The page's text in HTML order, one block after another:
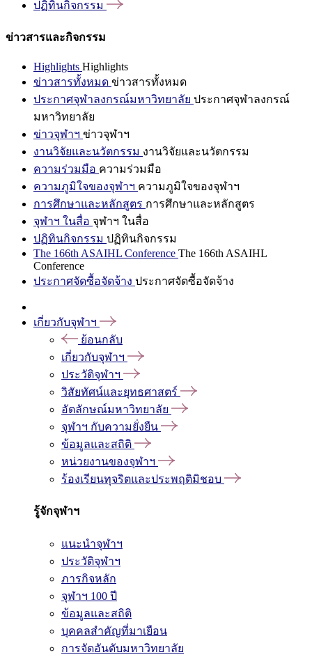
ปฏิทินกิจกรรม
ข่าวสารและกิจกรรม
Highlights Highlights
ข่าวสารทั้งหมด ข่าวสารทั้งหมด
ประกาศจุฬาลงกรณ์มหาวิทยาลัย ประกาศจุฬาลงกรณ์
มหาวิทยาลัย
ข่าวจุฬาฯ ข่าวจุฬาฯ
งานวิจัยและนวัตกรรม งานวิจัยและนวัตกรรม
ความร่วมมือ ความร่วมมือ
ความภูมิใจของจุฬาฯ ความภูมิใจของจุฬาฯ
การศึกษาและหลักสูตร การศึกษาและหลักสูตร
จุฬาฯ ในสื่อ จุฬาฯ ในสื่อ
ปฏิทินกิจกรรม ปฏิทินกิจกรรม
The 166th ASAIHL Conference The 166th ASAIHL
Conference
ประกาศจัดซื้อจัดจ้าง ประกาศจัดซื้อจัดจ้าง
เกี่ยวกับจุฬาฯ
ย้อนกลับ
เกี่ยวกับจุฬาฯ
ประวัติจุฬาฯ
วิสัยทัศน์และยุทธศาสตร์
อัตลักษณ์มหาวิทยาลัย
จุฬาฯ กับความยั่งยืน
ข้อมูลและสถิติ
หน่วยงานของจุฬาฯ
ร้องเรียนทุจริตและประพฤติมิชอบ
รู้จักจุฬาฯ
แนะนำจุฬาฯ
ประวัติจุฬาฯ
ภารกิจหลัก
จุฬาฯ 100 ปี
ข้อมูลและสถิติ
บุคคลสำคัญที่มาเยือน
การจัดอันดับมหาวิทยาลัย